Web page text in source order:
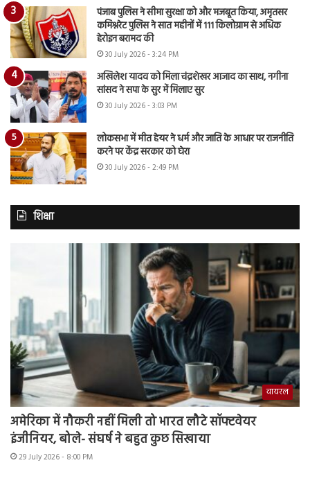
पंजाब पुलिस ने सीमा सुरक्षा को और मजबूत किया, अमृतसर
कमिश्नरेट पुलिस ने सात महीनों में 111 किलोग्राम से अधिक
हेरोइन बरामद की
30 July 2026 - 3:24 PM
अखिलेश यादव को मिला चंद्रशेखर आजाद का साथ, नगीना
सांसद ने सपा के सुर में मिलाए सुर
30 July 2026 - 3:03 PM
लोकसभा में मीत हेयर ने धर्म और जाति के आधार पर राजनीति
करने पर केंद्र सरकार को घेरा
30 July 2026 - 2:49 PM
शिक्षा
वायरल
अमेरिका में नौकरी नहीं मिली तो भारत लौटे सॉफ्टवेयर
इंजीनियर, बोले- संघर्ष ने बहुत कुछ सिखाया
29 July 2026 - 8:00 PM